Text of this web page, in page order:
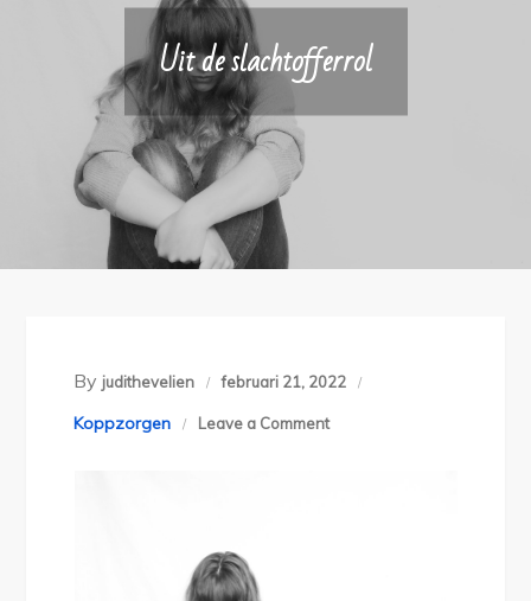
Uit de slachtofferrol
By judithevelien februari 21, 2022
Koppzorgen Leave a Commenton